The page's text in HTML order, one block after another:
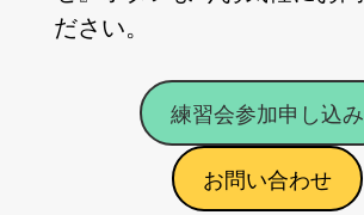
ださい。
練習会参加申し込み
お問い合わせ